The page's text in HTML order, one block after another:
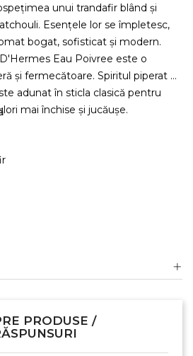
unui trandafir blând și
Esențele lor se împletesc,
bogat, sofisticat și modern.
Eau Poivree este o
și fermecătoare. Spiritul piperat al
adunat în sticla clasică pentru
mai închise și jucăușe.
PRODUSE /